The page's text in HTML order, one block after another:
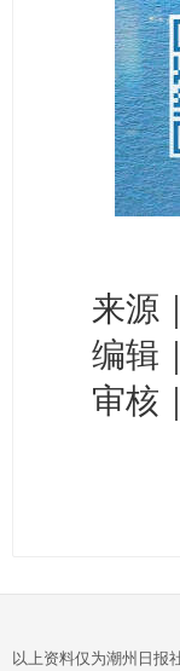
来源
编辑
审核
以上资料仅为潮州日报